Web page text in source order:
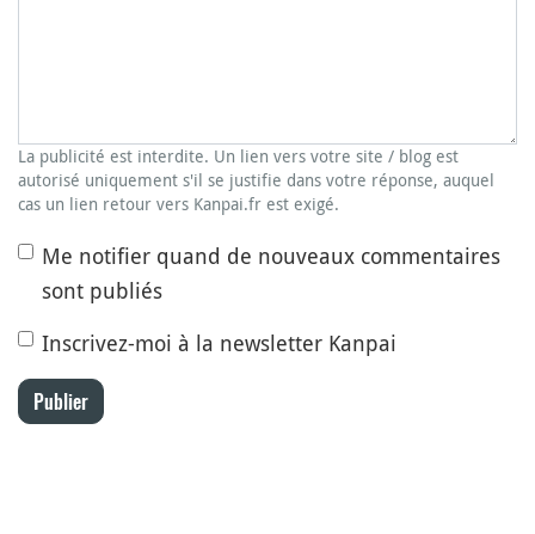
La publicité est interdite. Un lien vers votre site / blog est
autorisé uniquement s'il se justifie dans votre réponse, auquel
cas un lien retour vers Kanpai.fr est exigé.
Me notifier quand de nouveaux commentaires
sont publiés
Inscrivez-moi à la newsletter Kanpai
Publier